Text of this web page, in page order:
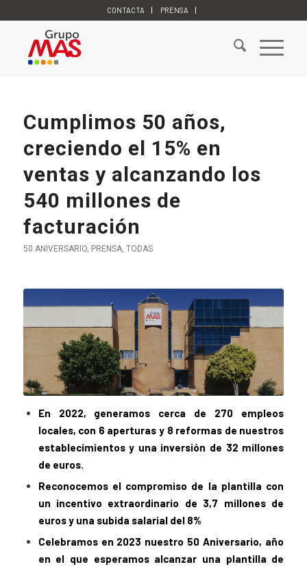
CONTACTA PRENSA
Cumplimos 50 años,
creciendo el 15% en
ventas y alcanzando los
540 millones de
facturación
50 ANIVERSARIO, PRENSA, TODAS
En 2022, generamos cerca de 270 empleos
locales, con 6 aperturas y 8 reformas de nuestros
establecimientos y una inversión de 32 millones
de euros.
Reconocemos el compromiso de la plantilla con
un incentivo extraordinario de 3,7 millones de
euros y una subida salarial del 8%
Celebramos en 2023 nuestro 50 Aniversario, año
en el que esperamos alcanzar una plantilla de